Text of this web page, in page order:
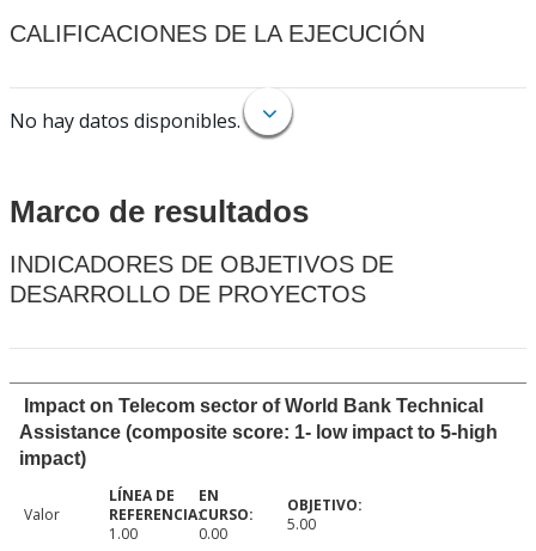
CALIFICACIONES DE LA EJECUCIÓN
No hay datos disponibles.
Marco de resultados
INDICADORES DE OBJETIVOS DE
DESARROLLO DE PROYECTOS
Impact on Telecom sector of World Bank Technical
Assistance (composite score: 1- low impact to 5-high
impact)
Valor
1.00
0.00 5.00